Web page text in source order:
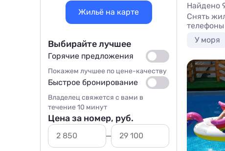
Найдено
Снять
У моря
Жильё на карте
Выбирайте лучшее
Горячие предложения
Покажем лучшее по цене-качеству
Быстрое бронирование
Владелец свяжется с вами в
течение 10 минут
Цена за номер, руб.